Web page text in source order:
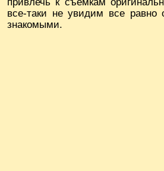
все-таки не увидим все равно
знакомыми.